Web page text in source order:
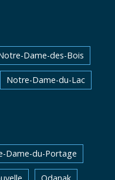
Dame-des-Bois
Notre-Dame-du-Lac
Dame-du-Portage